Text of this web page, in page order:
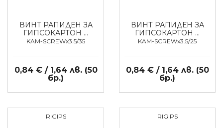
ВИНТ РАПИДЕН ЗА
ГИПСОКАРТОН …
KAM-SCREWx3.5/35
0,84 € / 1,64 лв. (50
бр.)
ВИНТ РАПИДЕН ЗА
ГИПСОКАРТОН …
KAM-SCREWx3.5/25
0,84 € / 1,64 лв. (50
бр.)
RIGIPS RIGIPS